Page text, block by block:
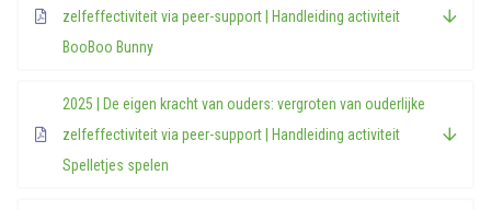
zelfeffectiviteit via peer-support | Handleiding activiteit
BooBoo Bunny
2025 | De eigen kracht van ouders: vergroten van ouderlijke
zelfeffectiviteit via peer-support | Handleiding activiteit
Spelletjes spelen